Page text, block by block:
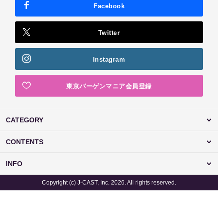
Facebook
Twitter
Instagram
東京バーゲンマニア会員登録
CATEGORY
CONTENTS
INFO
Copyright (c) J-CAST, Inc. 2026. All rights reserved.